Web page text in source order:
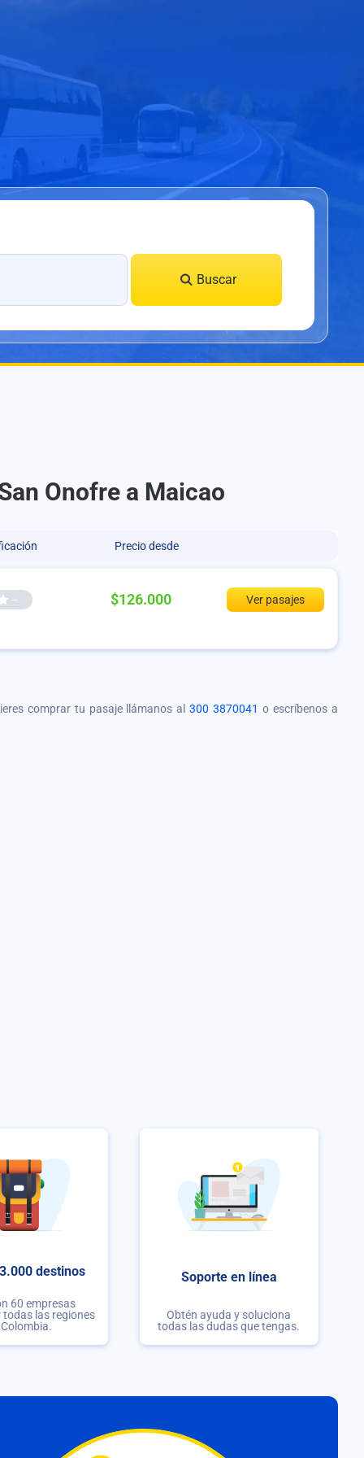
Buscar
Onofre a Maicao
Precio desde
-- $126.000 Ver pasajes
comprar tu pasaje llámanos al300 3870041 o escríbenos a
destinos
60 empresas
todas las regiones
Soporte en línea
Obtén ayuda y soluciona
todas las dudas que tengas.